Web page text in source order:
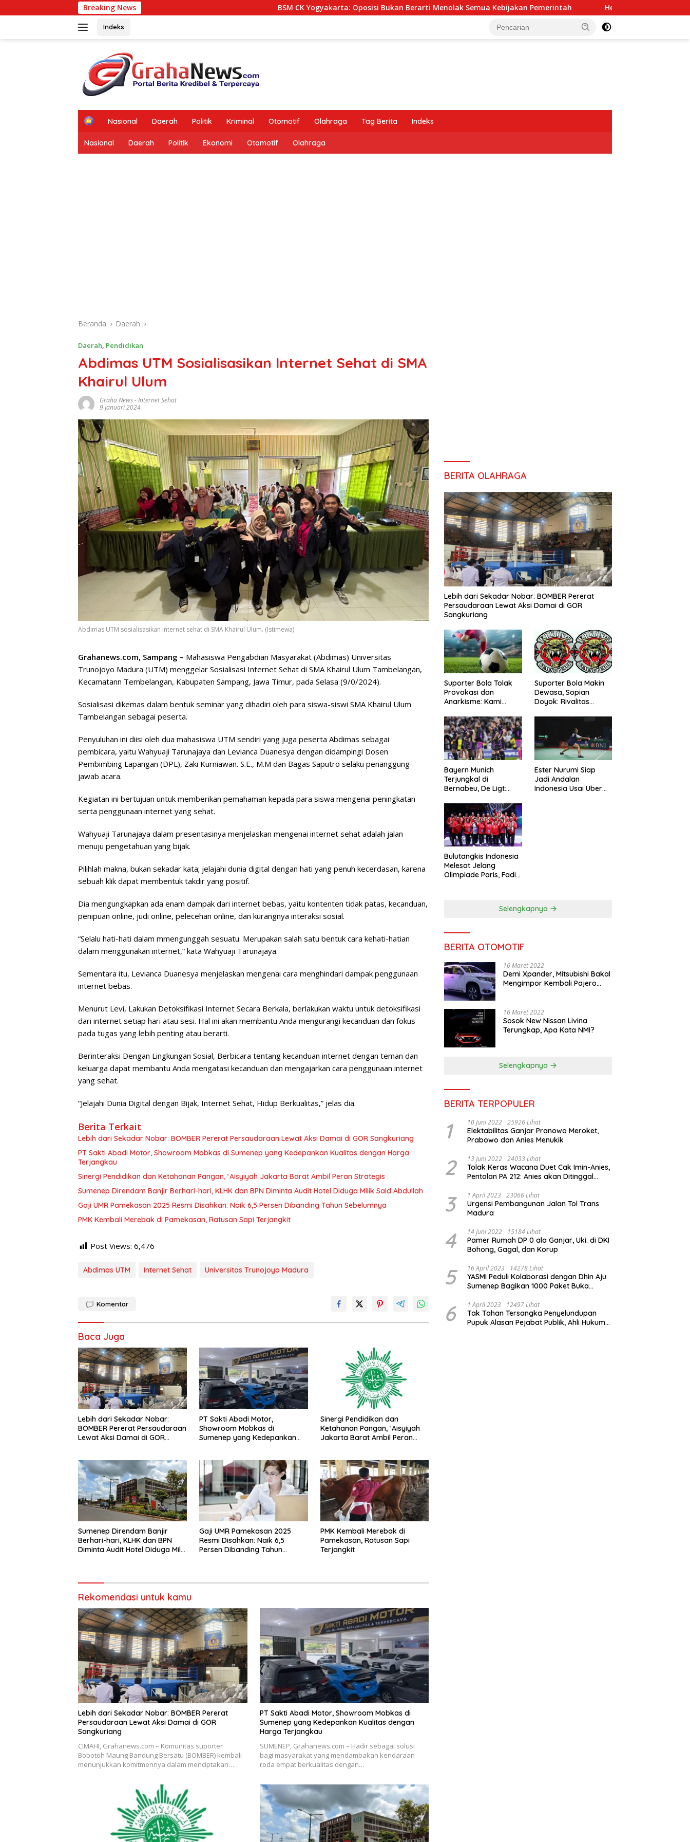
ke
Breaking News BSM CK Yogyakarta: Oposisi Bukan Berarti Menolak Semua Kebijakan Pemerintah Hendardi: Dugaan Intervensi TNI
Indeks
H
m
e
Nasional Daerah Politik Kriminal Otomotif Olahraga Tag Berita Indeks
Nasional Daerah Politik Ekonomi Otomotif Olahraga
Beranda Daerah
Daerah, Pendidikan
Abdimas UTM Sosialisasikan Internet Sehat di SMA
Khairul Ulum
Graha News-Internet Sehat
9 Januari 2024
Abdimas UTM sosialisasikan internet sehat di SMA Khairul Ulum. (Istimewa)
Grahanews.com, Sampang – Mahasiswa Pengabdian Masyarakat (Abdimas) Universitas
Trunojoyo Madura (UTM) menggelar Sosialisasi Internet Sehat di SMA Khairul Ulum Tambelangan,
Kecamatann Tembelangan, Kabupaten Sampang, Jawa Timur, pada Selasa (9/0/2024).
Sosialisasi dikemas dalam bentuk seminar yang dihadiri oleh para siswa-siswi SMA Khairul Ulum
Tambelangan sebagai peserta.
Penyuluhan ini diisi oleh dua mahasiswa UTM sendiri yang juga peserta Abdimas sebagai
pembicara, yaitu Wahyuaji Tarunajaya dan Levianca Duanesya dengan didampingi Dosen
Pembimbing Lapangan (DPL), Zaki Kurniawan. S.E., M.M dan Bagas Saputro selaku penanggung
jawab acara.
Kegiatan ini bertujuan untuk memberikan pemahaman kepada para siswa mengenai peningkatan
serta penggunaan internet yang sehat.
Wahyuaji Tarunajaya dalam presentasinya menjelaskan mengenai internet sehat adalah jalan
menuju pengetahuan yang bijak.
Pilihlah makna, bukan sekadar kata; jelajahi dunia digital dengan hati yang penuh kecerdasan, karena
sebuah klik dapat membentuk takdir yang positif.
Dia mengungkapkan ada enam dampak dari internet bebas, yaitu kontenten tidak patas, kecanduan,
penipuan online, judi online, pelecehan online, dan kurangnya interaksi sosial.
“Selalu hati-hati dalam mmengunggah sesuatu. Merupakan salah satu bentuk cara kehati-hatian
dalam menggunakan internet,” kata Wahyuaji Tarunajaya.
Sementara itu, Levianca Duanesya menjelaskan mengenai cara menghindari dampak penggunaan
internet bebas.
Menurut Levi, Lakukan Detoksifikasi Internet Secara Berkala, berlakukan waktu untuk detoksifikasi
dari internet setiap hari atau sesi. Hal ini akan membantu Anda mengurangi kecanduan dan fokus
pada tugas yang lebih penting atau berarti.
Berinteraksi Dengan Lingkungan Sosial, Berbicara tentang kecanduan internet dengan teman dan
keluarga dapat membantu Anda mengatasi kecanduan dan mengajarkan cara penggunaan internet
yang sehat.
“Jelajahi Dunia Digital dengan Bijak, Internet Sehat, Hidup Berkualitas,” jelas dia.
Berita Terkait
Lebih dari Sekadar Nobar: BOMBER Pererat Persaudaraan Lewat Aksi Damai di GOR Sangkuriang
PT Sakti Abadi Motor, Showroom Mobkas di Sumenep yang Kedepankan Kualitas dengan Harga
Terjangkau
Sinergi Pendidikan dan Ketahanan Pangan, ‘Aisyiyah Jakarta Barat Ambil Peran Strategis
Sumenep Direndam Banjir Berhari-hari, KLHK dan BPN Diminta Audit Hotel Diduga Milik Said Abdullah
Gaji UMR Pamekasan 2025 Resmi Disahkan: Naik 6,5 Persen Dibanding Tahun Sebelumnya
PMK Kembali Merebak di Pamekasan, Ratusan Sapi Terjangkit
Post Views: 6,476
Abdimas UTM Internet Sehat Universitas Trunojoyo Madura
Komentar
Baca Juga
Lebih dari Sekadar Nobar:
BOMBER Pererat Persaudaraan
Lewat Aksi Damai di GOR
PT Sakti Abadi Motor,
Showroom Mobkas di
Sumenep yang Kedepankan
Sinergi Pendidikan dan
Ketahanan Pangan, ‘Aisyiyah
Jakarta Barat Ambil Peran
Sumenep Direndam Banjir
Berhari-hari, KLHK dan BPN
Diminta Audit Hotel Diduga Milik
Gaji UMR Pamekasan 2025
Resmi Disahkan: Naik 6,5
Persen Dibanding Tahun
PMK Kembali Merebak di
Pamekasan, Ratusan Sapi
Terjangkit
Rekomendasi untuk kamu
Lebih dari Sekadar Nobar: BOMBER Pererat
Persaudaraan Lewat Aksi Damai di GOR
Sangkuriang
CIMAHI, Grahanews.com – Komunitas suporter
Bobotoh Maung Bandung Bersatu (BOMBER) kembali
menunjukkan komitmennya dalam menciptakan…
PT Sakti Abadi Motor, Showroom Mobkas di
Sumenep yang Kedepankan Kualitas dengan
Harga Terjangkau
SUMENEP, Grahanews.com – Hadir sebagai solusi
bagi masyarakat yang mendambakan kendaraan
roda empat berkualitas dengan…
BERITA OLAHRAGA
Lebih dari Sekadar Nobar: BOMBER Pererat
Persaudaraan Lewat Aksi Damai di GOR
Sangkuriang
Suporter Bola Tolak
Provokasi dan
Anarkisme: Kami
Keamanan
Suporter Bola Makin
Dewasa, Sopian
Doyok: Rivalitas
Bayern Munich
Terjungkal di
Bernabeu, De Ligt:
Ester Nurumi Siap
Jadi Andalan
Indonesia Usai Uber
Bulutangkis Indonesia
Melesat Jelang
Olimpiade Paris, Fadil
Selengkapnya
BERITA OTOMOTIF
16 Maret 2022
Demi Xpander, Mitsubishi Bakal
Mengimpor Kembali Pajero
16 Maret 2022
Sosok New Nissan Livina
Terungkap, Apa Kata NMI?
Selengkapnya
BERITA TERPOPULER
1 10 Juni 2022 25926 Lihat
Elektabilitas Ganjar Pranowo Meroket,
Prabowo dan Anies Menukik
2 13 Juni 2022 24033 Lihat
Tolak Keras Wacana Duet Cak Imin-Anies,
Pentolan PA 212: Anies akan Ditinggal
3 1 April 2023 23066 Lihat
Urgensi Pembangunan Jalan Tol Trans
Madura
4 14 Juni 2022 15184 Lihat
Pamer Rumah DP 0 ala Ganjar, Uki: di DKI
Bohong, Gagal, dan Korup
5 16 April 2023 14278 Lihat
YASMI Peduli Kolaborasi dengan Dhin Aju
Sumenep Bagikan 1000 Paket Buka
6 1 April 2023 12497 Lihat
Tak Tahan Tersangka Penyelundupan
Pupuk Alasan Pejabat Publik, Ahli Hukum